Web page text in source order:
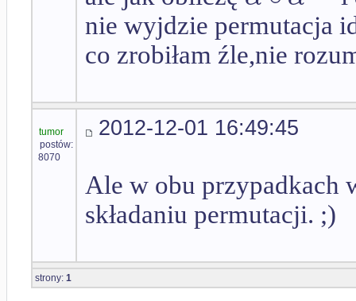
nie wyjdzie permutacja
co zrobiłam źle,nie
tumor
postów:
8070
2012-12-01 16:49:45
Ale w obu przypadkach
składaniu permutacji. ;)
strony: 1